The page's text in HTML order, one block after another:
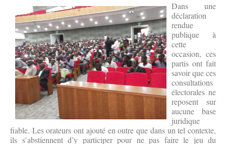
Dans une
déclaration
rendue
publique à
cette
occasion, ces
partis ont fait
savoir que ces
consultations
électorales ne
reposent sur
aucune base
juridique
fiable. Les orateurs ont ajouté en outre que dans un tel contexte,
ils s’abstiennent d’y participer pour ne pas faire le jeu du